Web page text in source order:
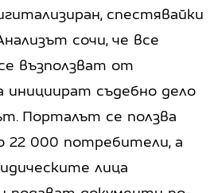
спестявайки
сочи, че все
възползват от
съдебно дело
Порталът се ползва
22 000 потребители, а
лица